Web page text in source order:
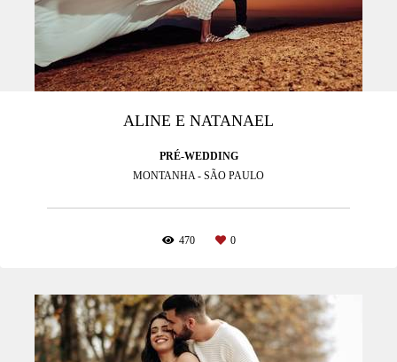
ALINE E NATANAEL
PRÉ-WEDDING
MONTANHA - SÃO PAULO
470 0